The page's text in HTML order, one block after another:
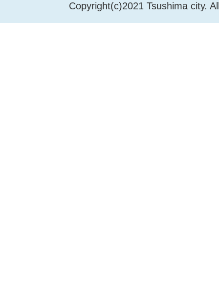
Copyright(c)2021 Tsushima city.